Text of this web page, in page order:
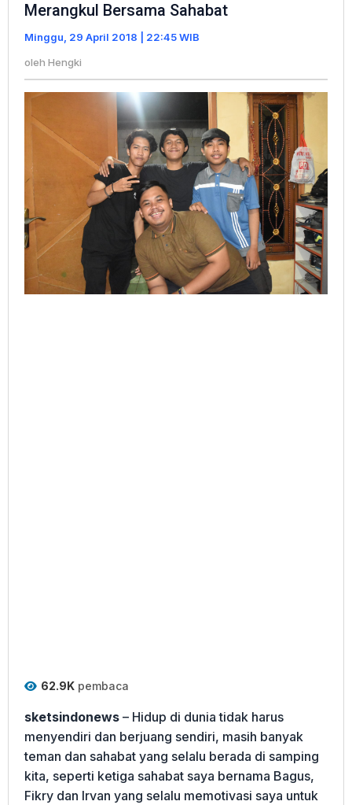
Sahabat
Merangkul Bersama Sahabat
Minggu, 29 April 2018 | 22:45 WIB
oleh Hengki
62.9K pembaca
sketsindonews – Hidup di dunia tidak harus
menyendiri dan berjuang sendiri, masih banyak
teman dan sahabat yang selalu berada di samping
kita, seperti ketiga sahabat saya bernama Bagus,
Fikry dan Irvan yang selalu memotivasi saya untuk